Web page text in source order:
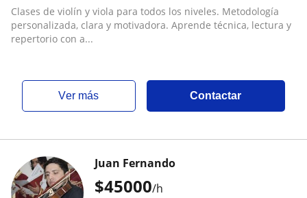
Clases de violín y viola para todos los niveles. Metodología
personalizada, clara y motivadora. Aprende técnica, lectura y
repertorio con a...
ver más Contactar
$45000/h
Juan Fernando